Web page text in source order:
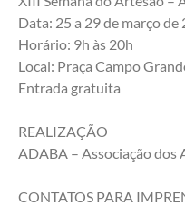
Data: 25 a 29 de março de
Horário: 9h às 20h
Local: Praça Campo
Entrada gratuita
REALIZAÇÃO
ADABA – Associação dos
CONTATOS PARA